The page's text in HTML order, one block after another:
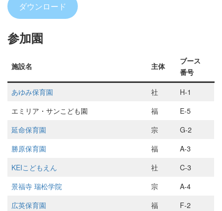
ダウンロード
参加園
施設名 主体
ブース
番号
あゆみ保育園
社
H-1
エミリア・サンこども園
福
E-5
延命保育園
宗
G-2
勝原保育園
福
A-3
KEIこどもえん
社
C-3
景福寺 瑞松学院
宗
A-4
広英保育園
福
F-2